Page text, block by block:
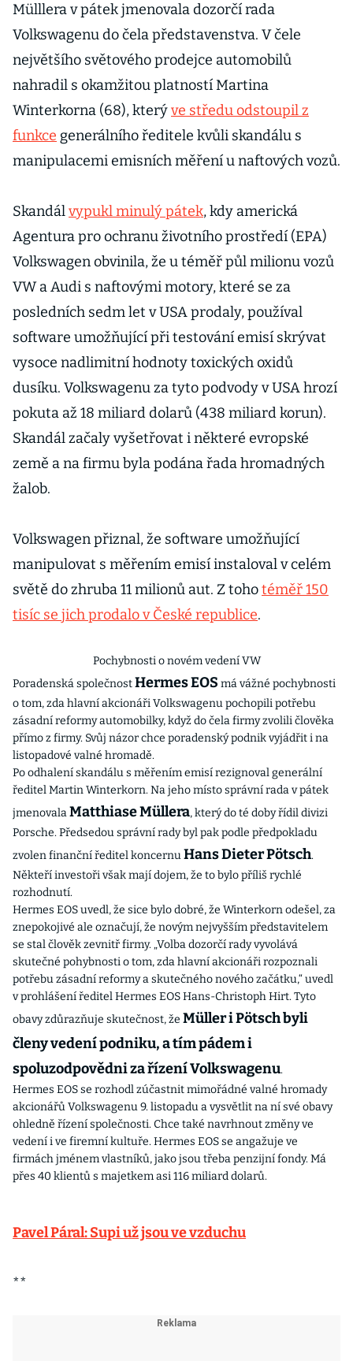
Mülllera v pátek jmenovala dozorčí rada
Volkswagenu do čela představenstva. V čele
největšího světového prodejce automobilů
nahradil s okamžitou platností Martina
Winterkorna (68), kterýve středu odstoupil z
funkce generálního ředitele kvůli skandálu s
manipulacemi emisních měření u naftových vozů.
Skandálvypukl minulý pátek, kdy americká
Agentura pro ochranu životního prostředí (EPA)
Volkswagen obvinila, že u téměř půl milionu vozů
VW a Audi s naftovými motory, které se za
posledních sedm let v USA prodaly, používal
software umožňující při testování emisí skrývat
vysoce nadlimitní hodnoty toxických oxidů
dusíku. Volkswagenu za tyto podvody v USA hrozí
pokuta až 18 miliard dolarů (438 miliard korun).
Skandál začaly vyšetřovat i některé evropské
země a na firmu byla podána řada hromadných
žalob.
Volkswagen přiznal, že software umožňující
manipulovat s měřením emisí instaloval v celém
světě do zhruba 11 milionů aut. Z tohotéměř 150
tisíc se jich prodalo v České republice.
Pochybnosti o novém vedení VW
Poradenská společnostHermes EOS má vážné pochybnosti
o tom, zda hlavní akcionáři Volkswagenu pochopili potřebu
zásadní reformy automobilky, když do čela firmy zvolili člověka
přímo z firmy. Svůj názor chce poradenský podnik vyjádřit i na
listopadové valné hromadě.
Po odhalení skandálu s měřením emisí rezignoval generální
ředitel Martin Winterkorn. Na jeho místo správní rada v pátek
jmenovalaMatthiase Müllera, který do té doby řídil divizi
Porsche. Předsedou správní rady byl pak podle předpokladu
zvolen finanční ředitel koncernuHans Dieter Pötsch.
Někteří investoři však mají dojem, že to bylo příliš rychlé
rozhodnutí.
Hermes EOS uvedl, že sice bylo dobré, že Winterkorn odešel, za
znepokojivé ale označují, že novým nejvyšším představitelem
se stal člověk zevnitř firmy. „Volba dozorčí rady vyvolává
skutečné pohybnosti o tom, zda hlavní akcionáři rozpoznali
potřebu zásadní reformy a skutečného nového začátku,“ uvedl
v prohlášení ředitel Hermes EOS Hans-Christoph Hirt. Tyto
obavy zdůrazňuje skutečnost, že Müller i Pötsch byli
členy vedení podniku, a tím pádem i
spoluzodpovědni za řízení Volkswagenu.
Hermes EOS se rozhodl zúčastnit mimořádné valné hromady
akcionářů Volkswagenu 9. listopadu a vysvětlit na ní své obavy
ohledně řízení společnosti. Chce také navrhnout změny ve
vedení i ve firemní kultuře. Hermes EOS se angažuje ve
firmách jménem vlastníků, jako jsou třeba penzijní fondy. Má
přes 40 klientů s majetkem asi 116 miliard dolarů.
Pavel Páral: Supi už jsou ve vzduchu
**